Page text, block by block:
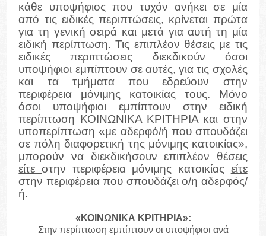
κάθε υποψήφιος που τυχόν ανήκει σε μία
από τις ειδικές περιπτώσεις, κρίνεται πρώτα
για τη γενική σειρά και μετά για αυτή τη μία
ειδική περίπτωση. Τις επιπλέον θέσεις με τις
ειδικές περιπτώσεις διεκδικούν όσοι
υποψήφιοι εμπίπτουν σε αυτές, για τις σχολές
και τα τμήματα που εδρεύουν στην
περιφέρεια μόνιμης κατοικίας τους. Μόνο
όσοι υποψήφιοι εμπίπτουν στην ειδική
περίπτωση ΚΟΙΝΩΝΙΚΑ ΚΡΙΤΗΡΙΑ και στην
υποπερίπτωση «με αδερφό/ή που σπουδάζει
σε πόλη διαφορετική της μόνιμης κατοικίας»,
μπορούν να διεκδικήσουν επιπλέον θέσεις
είτεστην περιφέρεια μόνιμης κατοικίας είτε
στην περιφέρεια που σπουδάζει ο/η αδερφός/
ή.
«ΚΟΙΝΩΝΙΚΑ ΚΡΙΤΗΡΙΑ»:
Στην περίπτωση εμπίπτουν οι υποψήφιοι ανά